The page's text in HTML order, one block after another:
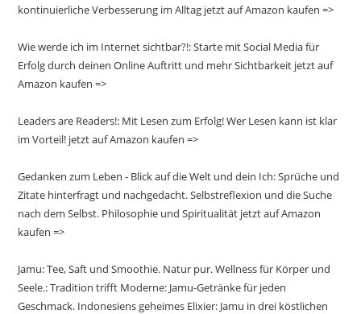
kontinuierliche Verbesserung im Alltag jetzt auf Amazon kaufen =>
Wie werde ich im Internet sichtbar?!: Starte mit Social Media für
Erfolg durch deinen Online Auftritt und mehr Sichtbarkeit jetzt auf
Amazon kaufen =>
Leaders are Readers!: Mit Lesen zum Erfolg! Wer Lesen kann ist klar
im Vorteil! jetzt auf Amazon kaufen =>
Gedanken zum Leben - Blick auf die Welt und dein Ich: Sprüche und
Zitate hinterfragt und nachgedacht. Selbstreflexion und die Suche
nach dem Selbst. Philosophie und Spiritualität jetzt auf Amazon
kaufen =>
Jamu: Tee, Saft und Smoothie. Natur pur. Wellness für Körper und
Seele.: Tradition trifft Moderne: Jamu-Getränke für jeden
Geschmack. Indonesiens geheimes Elixier: Jamu in drei köstlichen